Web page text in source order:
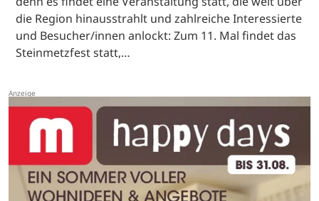
die Region hinausstrahlt und zahlreiche Interessierte
und Besucher/innen anlockt: Zum 11. Mal findet das
Steinmetzfest statt,…